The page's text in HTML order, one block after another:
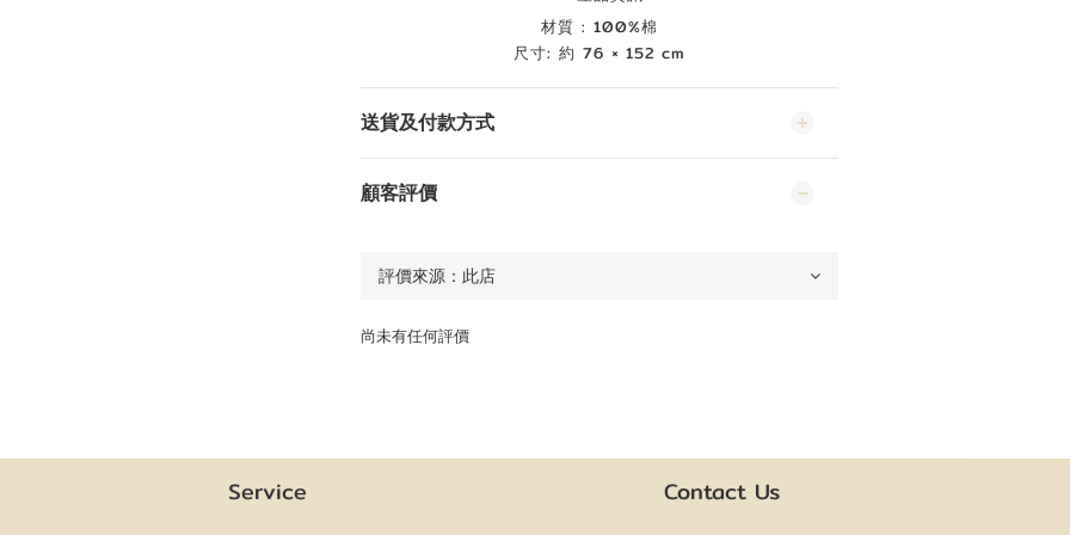
材質 : 100%棉
尺寸: 約 76 × 152 cm
送貨及付款方式
顧客評價
尚未有任何評價
Service Contact Us